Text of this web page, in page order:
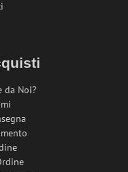
da Noi?